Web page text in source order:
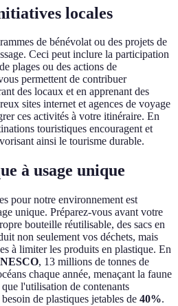
locales
de bénévolat ou des projets de
Ceci peut inclure la participation
plages ou des actions de
permettent de contribuer
des locaux et en apprenant des
sites internet et agences de voyage
ces activités à votre itinéraire. En
touristiques encouragent et
ainsi le tourisme durable.
à usage unique
pour notre environnement est
unique. Préparez-vous avant votre
bouteille réutilisable, des sacs en
non seulement vos déchets, mais
à limiter les produits en plastique. En
, 13 millions de tonnes de
chaque année, menaçant la faune
l'utilisation de contenants
de plastiques jetables de 40%.